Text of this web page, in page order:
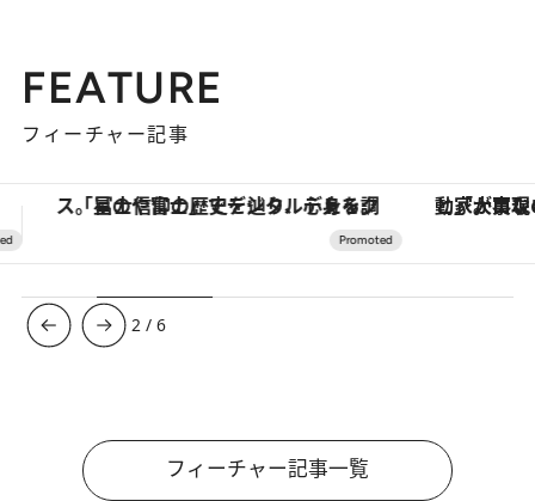
FEATURE
フィーチャー記事
「大事なのは地域の意識を変えること」。ロレックス賞受賞の自然保護活動家が実現させたナイジェリアの自然環境の復活
3 /6
フィーチャー記事一覧